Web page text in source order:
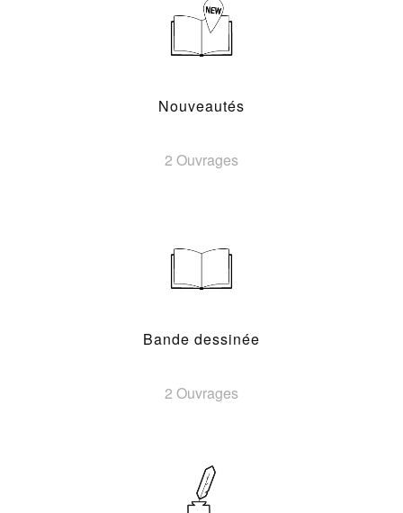
Nouveautés
2 Ouvrages
Bande dessinée
2 Ouvrages